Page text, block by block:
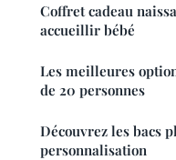
Coffret cadeau
accueillir bébé
Les meilleures
de 20 personnes
Découvrez les bacs
personnalisation